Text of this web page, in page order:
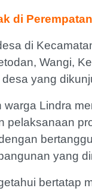
di
di
Wangi,
yang
warga Lindra
pelaksanaan
yang
bertatap